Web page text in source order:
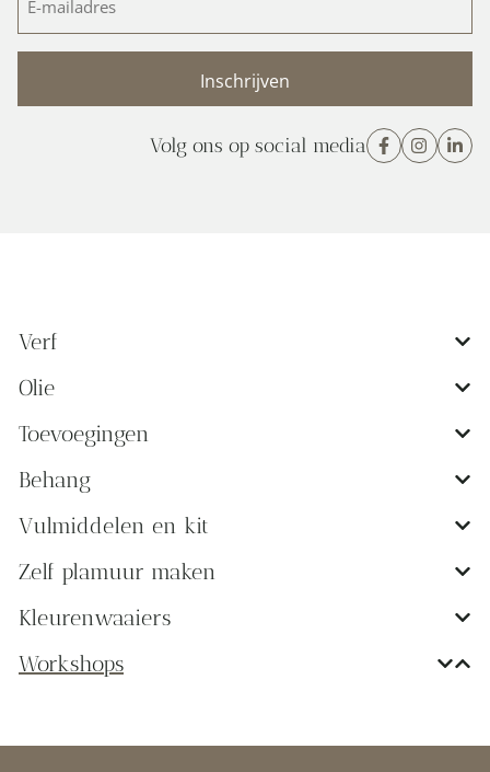
mailadres
Volg ons op social media
Verf
Olie
Toevoegingen
Behang
Vulmiddelen en kit
Zelf plamuur maken
Kleurenwaaiers
Workshops